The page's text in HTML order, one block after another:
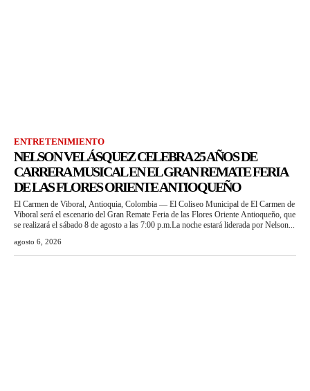
ENTRETENIMIENTO
NELSON VELÁSQUEZ CELEBRA 25 AÑOS DE
CARRERA MUSICAL EN EL GRAN REMATE FERIA
DE LAS FLORES ORIENTE ANTIOQUEÑO
El Carmen de Viboral, Antioquia, Colombia — El Coliseo Municipal de El Carmen de
Viboral será el escenario del Gran Remate Feria de las Flores Oriente Antioqueño, que
se realizará el sábado 8 de agosto a las 7:00 p.m.La noche estará liderada por Nelson...
agosto 6, 2026